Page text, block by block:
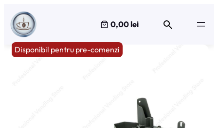
Sari
conținut
0,00 lei
Disponibil pentru pre-comenzi